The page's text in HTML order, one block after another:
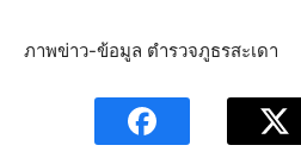
ภาพข่าว-ข้อมูล ตำรวจภูธรสะเดา